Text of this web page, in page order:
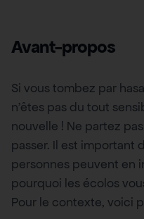
Avant-propos
Si vous tombez par
n’êtes pas du tout
nouvelle ! Ne partez
passer. Il est important
personnes peuvent en
pourquoi les écolos
Pour le contexte, voici